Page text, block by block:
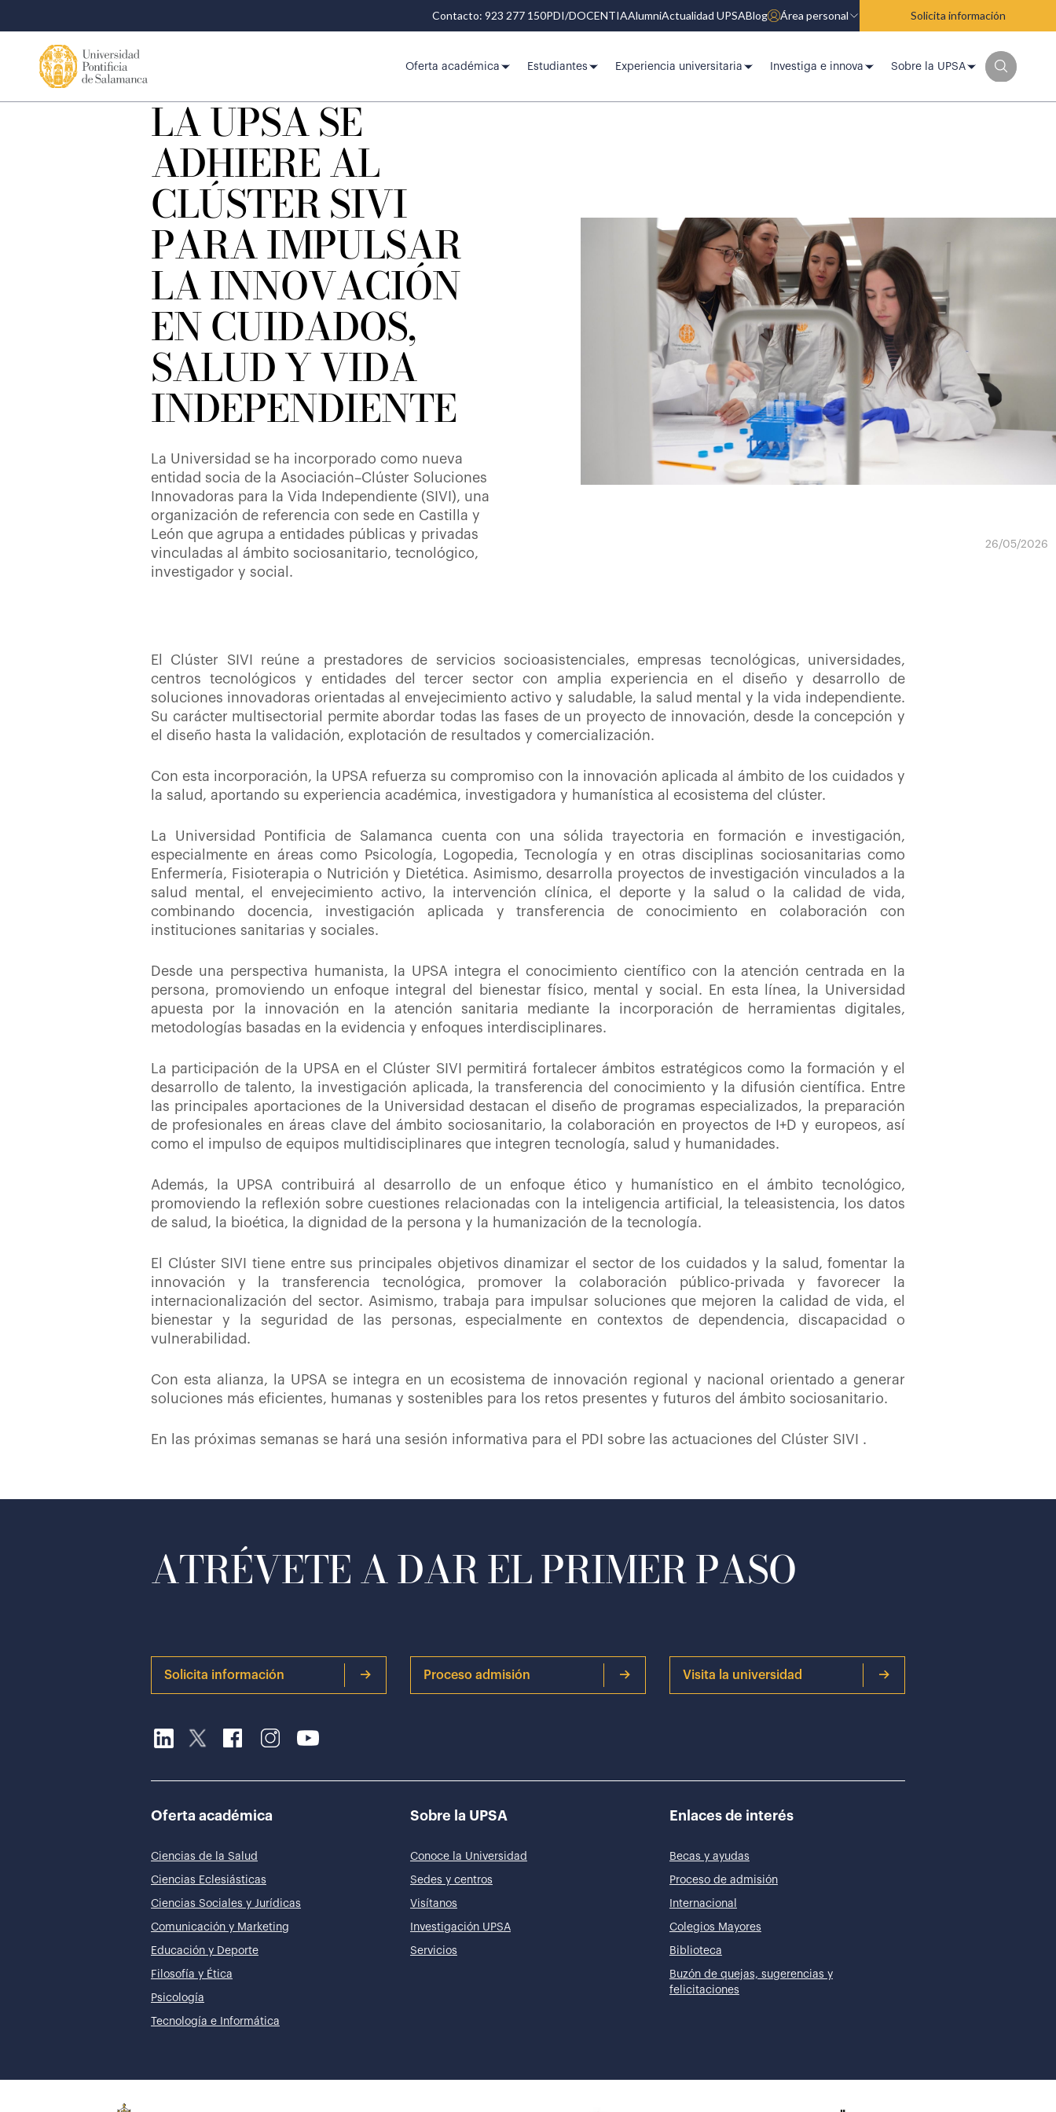
Contacto: 923 277 150PDI/DOCENTIAAlumniActualidad UPSABlog Área personal Solicita información
Oferta académica Estudiantes Experiencia universitaria Investiga e innova Sobre la UPSA
LA UPSA SE
ADHIERE AL
CLÚSTER SIVI
PARA IMPULSAR
LA INNOVACIÓN
EN CUIDADOS,
SALUD Y VIDA
INDEPENDIENTE
La Universidad se ha incorporado como nueva
entidad socia de la Asociación–Clúster Soluciones
Innovadoras para la Vida Independiente (SIVI), una
organización de referencia con sede en Castilla y
León que agrupa a entidades públicas y privadas
vinculadas al ámbito sociosanitario, tecnológico,
investigador y social.
26/05/2026
El Clúster SIVI reúne a prestadores de servicios socioasistenciales, empresas tecnológicas, universidades,
centros tecnológicos y entidades del tercer sector con amplia experiencia en el diseño y desarrollo de
soluciones innovadoras orientadas al envejecimiento activo y saludable, la salud mental y la vida independiente.
Su carácter multisectorial permite abordar todas las fases de un proyecto de innovación, desde la concepción y
el diseño hasta la validación, explotación de resultados y comercialización.
Con esta incorporación, la UPSA refuerza su compromiso con la innovación aplicada al ámbito de los cuidados y
la salud, aportando su experiencia académica, investigadora y humanística al ecosistema del clúster.
La Universidad Pontificia de Salamanca cuenta con una sólida trayectoria en formación e investigación,
especialmente en áreas como Psicología, Logopedia, Tecnología y en otras disciplinas sociosanitarias como
Enfermería, Fisioterapia o Nutrición y Dietética. Asimismo, desarrolla proyectos de investigación vinculados a la
salud mental, el envejecimiento activo, la intervención clínica, el deporte y la salud o la calidad de vida,
combinando docencia, investigación aplicada y transferencia de conocimiento en colaboración con
instituciones sanitarias y sociales.
Desde una perspectiva humanista, la UPSA integra el conocimiento científico con la atención centrada en la
persona, promoviendo un enfoque integral del bienestar físico, mental y social. En esta línea, la Universidad
apuesta por la innovación en la atención sanitaria mediante la incorporación de herramientas digitales,
metodologías basadas en la evidencia y enfoques interdisciplinares.
La participación de la UPSA en el Clúster SIVI permitirá fortalecer ámbitos estratégicos como la formación y el
desarrollo de talento, la investigación aplicada, la transferencia del conocimiento y la difusión científica. Entre
las principales aportaciones de la Universidad destacan el diseño de programas especializados, la preparación
de profesionales en áreas clave del ámbito sociosanitario, la colaboración en proyectos de I+D y europeos, así
como el impulso de equipos multidisciplinares que integren tecnología, salud y humanidades.
Además, la UPSA contribuirá al desarrollo de un enfoque ético y humanístico en el ámbito tecnológico,
promoviendo la reflexión sobre cuestiones relacionadas con la inteligencia artificial, la teleasistencia, los datos
de salud, la bioética, la dignidad de la persona y la humanización de la tecnología.
El Clúster SIVI tiene entre sus principales objetivos dinamizar el sector de los cuidados y la salud, fomentar la
innovación y la transferencia tecnológica, promover la colaboración público-privada y favorecer la
internacionalización del sector. Asimismo, trabaja para impulsar soluciones que mejoren la calidad de vida, el
bienestar y la seguridad de las personas, especialmente en contextos de dependencia, discapacidad o
vulnerabilidad.
Con esta alianza, la UPSA se integra en un ecosistema de innovación regional y nacional orientado a generar
soluciones más eficientes, humanas y sostenibles para los retos presentes y futuros del ámbito sociosanitario.
En las próximas semanas se hará una sesión informativa para el PDI sobre las actuaciones del Clúster SIVI .
ATRÉVETE A DAR EL PRIMER PASO
Solicita información Proceso admisión Visita la universidad
Oferta académica
Ciencias de la Salud
Ciencias Eclesiásticas
Ciencias Sociales y Jurídicas
Comunicación y Marketing
Educación y Deporte
Filosofía y Ética
Psicología
Tecnología e Informática
Sobre la UPSA
Conoce la Universidad
Sedes y centros
Visítanos
Investigación UPSA
Servicios
Enlaces de interés
Becas y ayudas
Proceso de admisión
Internacional
Colegios Mayores
Biblioteca
Buzón de quejas, sugerencias y
felicitaciones